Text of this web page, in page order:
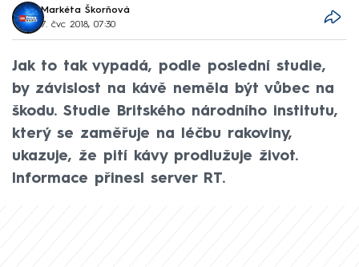
Markéta Škorňová
7. čvc 2018, 07:30
Jak to tak vypadá, podle poslední studie,
by závislost na kávě neměla být vůbec na
škodu. Studie Britského národního institutu,
který se zaměřuje na léčbu rakoviny,
ukazuje, že pití kávy prodlužuje život.
Informace přinesl server RT.